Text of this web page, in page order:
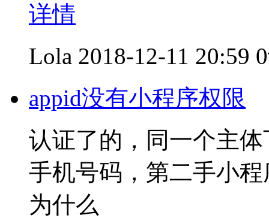
详情
Lola 2018-12-11 20:59
appid没有小程序权限
认证了的，同一个主
手机号码，第二手小
为什么